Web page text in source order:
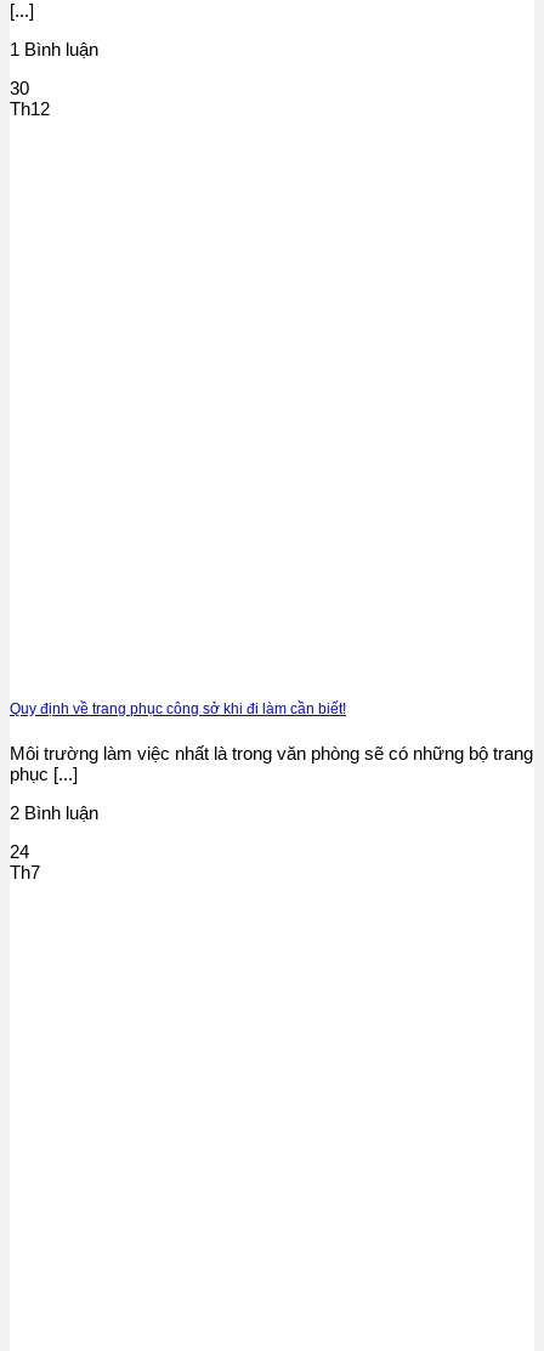
[...]
1 Bình luận
30
Th12
Quy định về trang phục công sở khi đi làm cần biết!
Môi trường làm việc nhất là trong văn phòng sẽ có những bộ trang
phục [...]
2 Bình luận
24
Th7